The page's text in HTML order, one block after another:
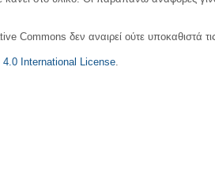
Commons δεν αναιρεί ούτε υποκαθιστά
International License.